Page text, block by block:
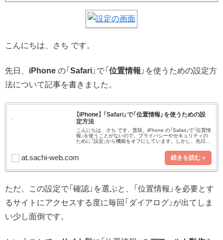
こんにちは、さち です。
先日、 iPhone の「 Safari 」で「 位置情報 」を使うための設定方
法について記事を書きました。
【iPhone】 「Safari」で「位置情報」を使うための設
定方法
こんにちは、さち です。普段、iPhone の「Safari」で「位置情
報」を使うことがないので、プライバシーやセキュリティの
ために「設定」から機能をオフにしています。しかし、先日珍
at.sachi-web.com
ただ、この設定で「確認」を選ぶと、「位置情報」を必要とす
るサイトにアクセスする度に毎回「ダイアログ」が出てしま
い少し面倒です。